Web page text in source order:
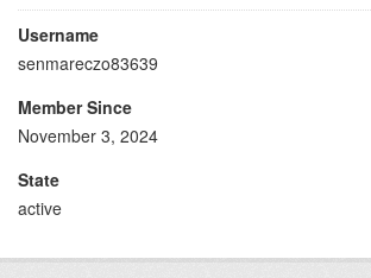
Username
senmareczo83639
Member Since
November 3, 2024
State
active